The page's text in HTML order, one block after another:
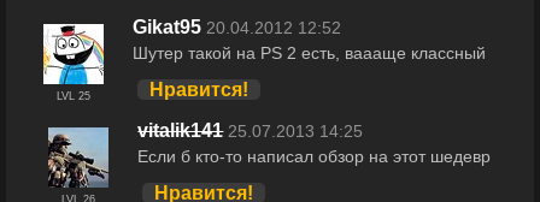
LVL 25
Gikat95 20.04.2012 12:52
Шутер такой на PS 2 есть, ваааще классный
Нравится!
LVL 26
vitalik141 25.07.2013 14:25
Если б кто-то написал обзор на этот шедевр
Нравится!